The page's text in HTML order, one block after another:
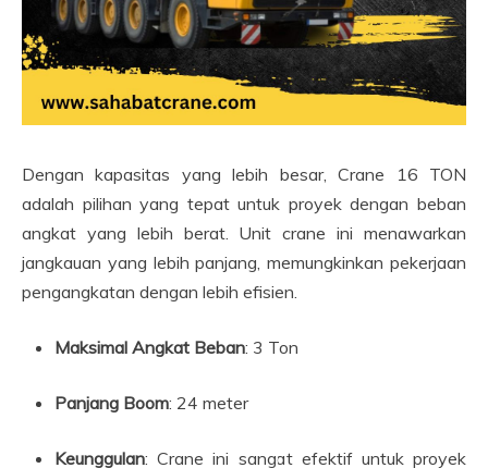
Dengan kapasitas yang lebih besar, Crane 16 TON
adalah pilihan yang tepat untuk proyek dengan beban
angkat yang lebih berat. Unit crane ini menawarkan
jangkauan yang lebih panjang, memungkinkan pekerjaan
pengangkatan dengan lebih efisien.
Maksimal Angkat Beban: 3 Ton
Panjang Boom: 24 meter
Keunggulan: Crane ini sangat efektif untuk proyek